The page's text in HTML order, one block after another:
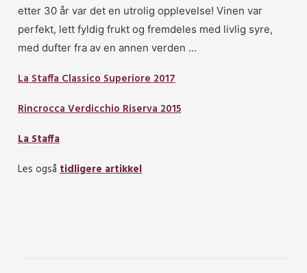
etter 30 år var det en utrolig opplevelse! Vinen var
perfekt, lett fyldig frukt og fremdeles med livlig syre,
med dufter fra av en annen verden …
La Staffa Classico Superiore 2017
Rincrocca Verdicchio Riserva 2015
La Staffa
Les også tidligere artikkel